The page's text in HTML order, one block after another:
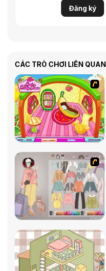
Đăng ký
CÁC TRÒ CHƠI LIÊN QUAN